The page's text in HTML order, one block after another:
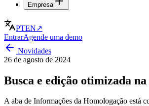
Empresa
PTEN↗
EntrarAgende uma demo
Novidades
26 de agosto de 2024
Busca e edição otimizada
A aba de Informações da Homologação está